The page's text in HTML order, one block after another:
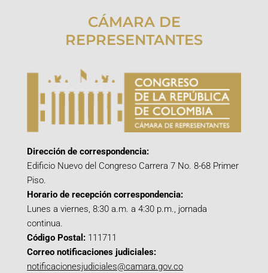
CÁMARA DE
REPRESENTANTES
Dirección de correspondencia:
Edificio Nuevo del Congreso Carrera 7 No. 8-68 Primer
Piso.
Horario de recepción correspondencia:
Lunes a viernes, 8:30 a.m. a 4:30 p.m., jornada
continua.
Código Postal: 111711
Correo notificaciones judiciales:
notificacionesjudiciales@camara.gov.co